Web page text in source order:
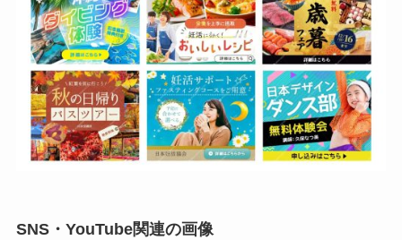
SNS・YouTube関連の画像